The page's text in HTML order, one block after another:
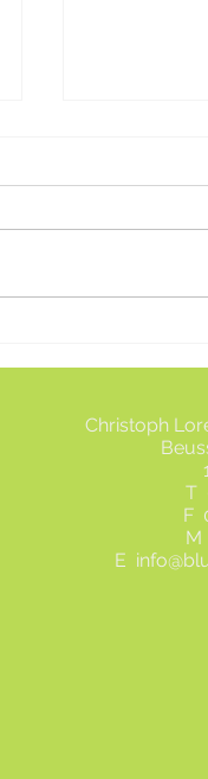
Christoph
T
F
M
E